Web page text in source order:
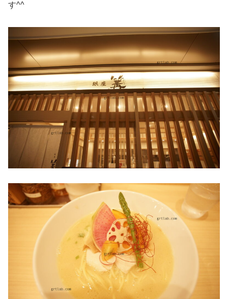
す^^